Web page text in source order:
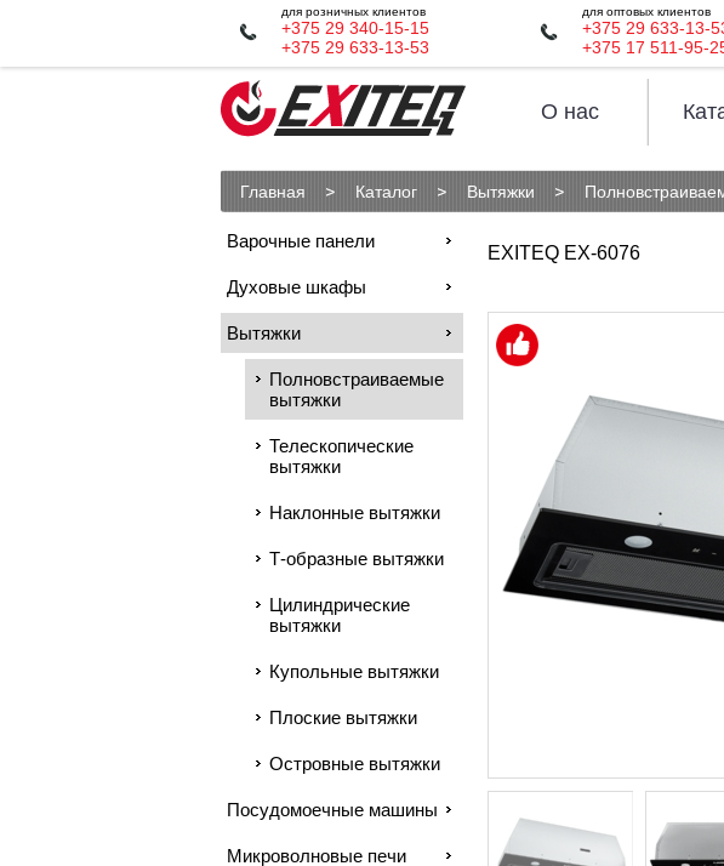
для розничных клиентов
+375 29 340-15-15
+375 29 633-13-53
для оптовых клиентов
+375 29 633-13-
+375 17 511-95-
О нас
Главная Каталог Вытяжки
Варочные панели
Духовые шкафы
Вытяжки
Полновстраиваемые
вытяжки
Телескопические
вытяжки
Наклонные вытяжки
Т-образные вытяжки
Цилиндрические
вытяжки
Купольные вытяжки
Плоские вытяжки
Островные вытяжки
Посудомоечные машины
Микроволновые печи
EXITEQ EX-6076